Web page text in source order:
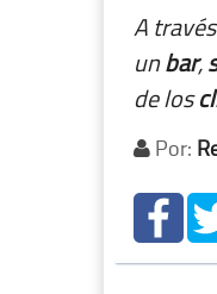
A
unbar,
de los
Por: